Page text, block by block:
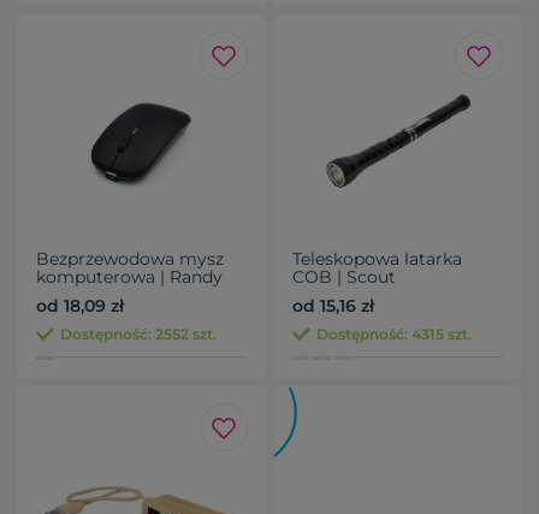
Bezprzewodowa mysz
komputerowa | Randy
od 18,09 zł
Dostępność: 2552 szt.
Teleskopowa latarka
COB | Scout
od 15,16 zł
Dostępność: 4315 szt.